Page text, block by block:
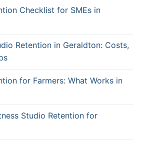
Checklist for SMEs in
Retention in Geraldton: Costs,
for Farmers: What Works in
Studio Retention for